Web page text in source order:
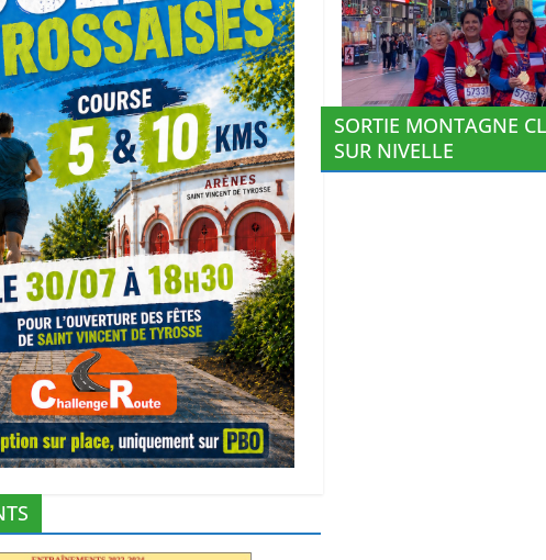
SORTIE MONTAGNE
SUR NIVELLE